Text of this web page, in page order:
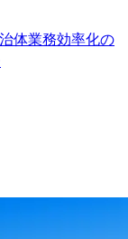
体業務効率化の